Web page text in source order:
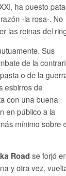
ha puesto
-la rosa-. No
las reinas del
Sus
de la
o de la
esbirros de
con una buena
en público a la
mínimo sobre
Roadse forjó
y otra vez,